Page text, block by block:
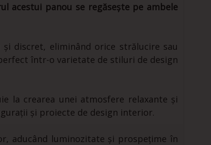
acestui panou se regăsește pe ambele
discret, eliminând orice strălucire sau
într-o varietate de stiluri de design
la crearea unei atmosfere relaxante și
și proiecte de design interior.
aducând luminozitate și prospețime în